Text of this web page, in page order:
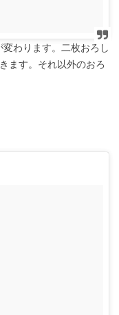
わります。二枚おろし
ます。それ以外のおろ